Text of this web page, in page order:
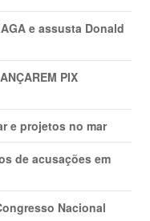
e assusta Donald
PIX
e projetos no mar
de acusações em
Nacional